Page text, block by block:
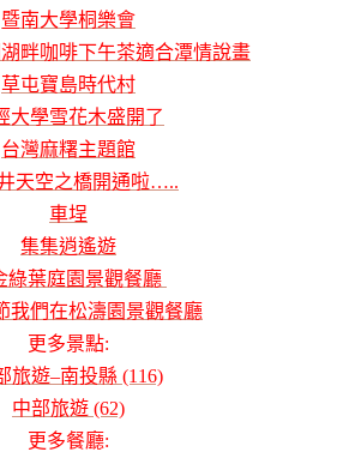
暨南大學桐樂會
畔咖啡下午茶適合潭情說畫
草屯寶島時代村
大學雪花木盛開了
台灣麻糬主題館
天空之橋開通啦…..
車埕
集集逍遙遊
綠葉庭園景觀餐廳
我們在松濤園景觀餐廳
更多景點:
旅遊–南投縣 (116)
中部旅遊 (62)
更多餐廳: